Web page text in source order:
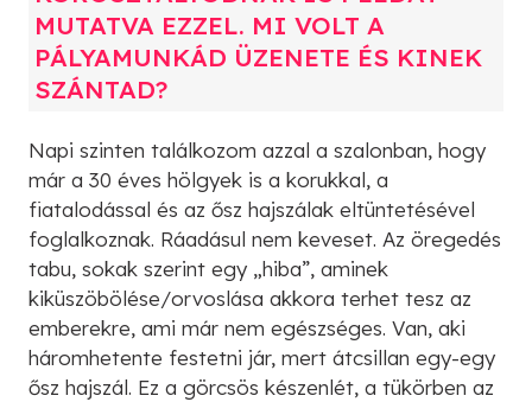
MUTATVA EZZEL. MI VOLT A
PÁLYAMUNKÁD ÜZENETE ÉS KINEK
SZÁNTAD?
Napi szinten találkozom azzal a szalonban, hogy
már a 30 éves hölgyek is a korukkal, a
fiatalodással és az ősz hajszálak eltüntetésével
foglalkoznak. Ráadásul nem keveset. Az öregedés
tabu, sokak szerint egy „hiba”, aminek
kiküszöbölése/orvoslása akkora terhet tesz az
emberekre, ami már nem egészséges. Van, aki
háromhetente festetni jár, mert átcsillan egy-egy
ősz hajszál. Ez a görcsös készenlét, a tükörben az